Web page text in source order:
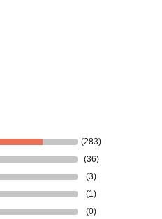
(283)
(36)
(3)
(1)
(0)